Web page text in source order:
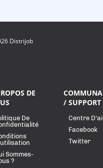
Distrijob
DE
De
Sommes-
?
/ SUPPORT
Centre
Facebook
Twitter